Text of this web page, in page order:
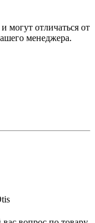
могут отличаться от
менеджера.